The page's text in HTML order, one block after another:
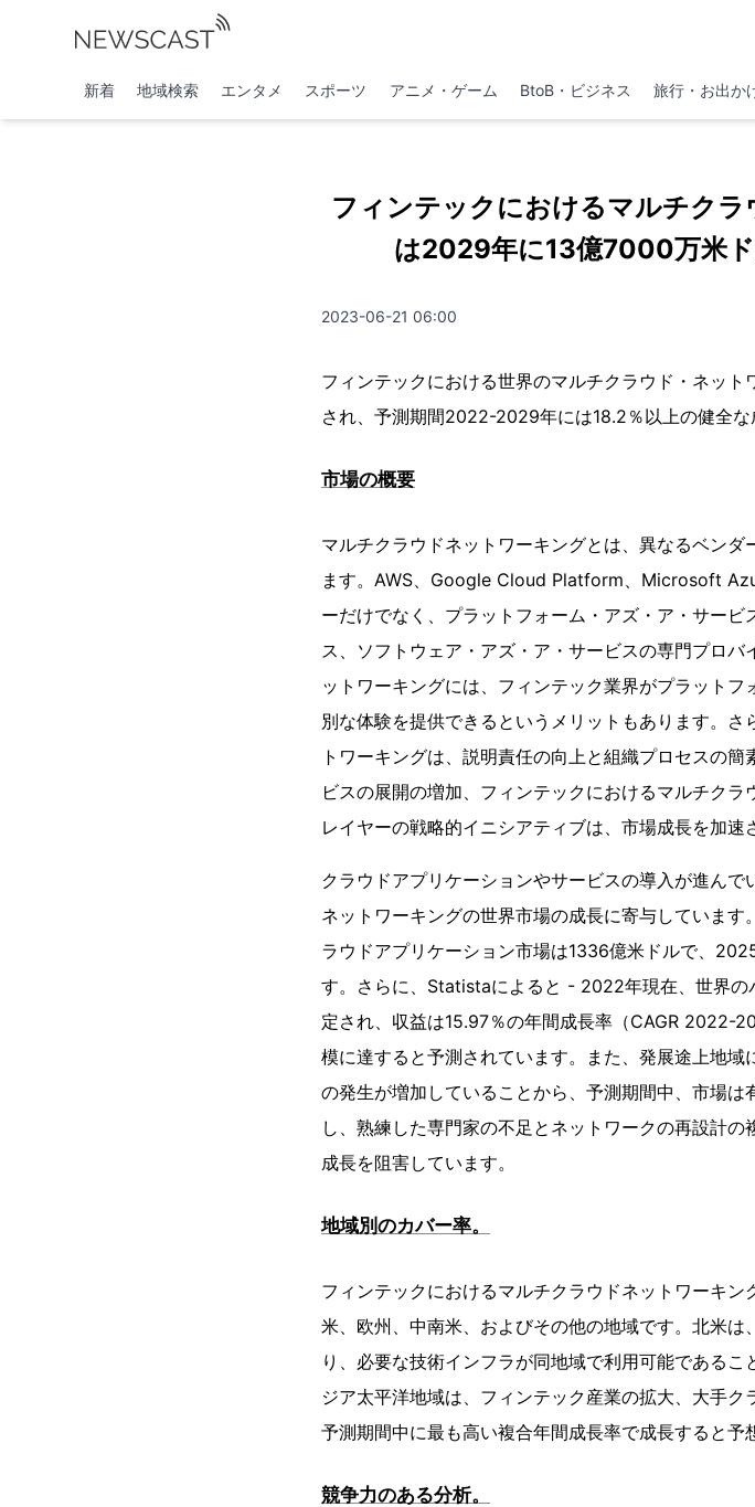
新着 地域検索 エンタメ スポーツ アニメ・ゲーム BtoB・ビジネス 旅行・お出か
フィンテックにおけるマルチク
は2029年に13億7000万米
2023-06-21 06:00
フィンテックにおける世界のマルチクラウド・ネッ
され、予測期間2022-2029年には18.2％以上の健全な
市場の概要
マルチクラウドネットワーキングとは、異なるベン
ます。AWS、Google Cloud Platform、Microsoft
ーだけでなく、プラットフォーム・アズ・ア・サー
ス、ソフトウェア・アズ・ア・サービスの専門プロ
ットワーキングには、フィンテック業界がプラット
別な体験を提供できるというメリットもあります。
トワーキングは、説明責任の向上と組織プロセスの
ビスの展開の増加、フィンテックにおけるマルチク
レイヤーの戦略的イニシアティブは、市場成長を加速
クラウドアプリケーションやサービスの導入が進ん
ネットワーキングの世界市場の成長に寄与していま
ラウドアプリケーション市場は1336億米ドルで、
す。さらに、Statistaによると - 2022年現在、世界
定され、収益は15.97％の年間成長率（CAGR 2022-
模に達すると予測されています。また、発展途上地
の発生が増加していることから、予測期間中、市場
し、熟練した専門家の不足とネットワークの再設計
成長を阻害しています。
地域別のカバー率。
フィンテックにおけるマルチクラウドネットワーキ
米、欧州、中南米、およびその他の地域です。北米
り、必要な技術インフラが同地域で利用可能である
ジア太平洋地域は、フィンテック産業の拡大、大手ク
予測期間中に最も高い複合年間成長率で成長すると予
競争力のある分析。